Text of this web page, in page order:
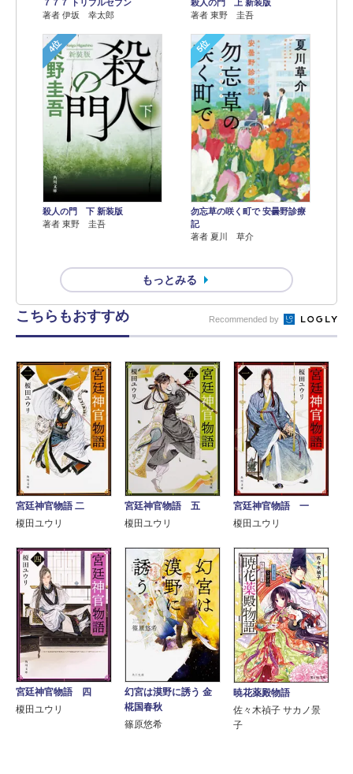
７７７ トリプルセブン
著者 伊坂 幸太郎
殺人の門 上 新装版
著者 東野 圭吾
4位
殺人の門 下 新装版
著者 東野 圭吾
5位
勿忘草の咲く町で 安曇野診療
記
著者 夏川 草介
もっとみる
こちらもおすすめ Recommended by
宮廷神官物語 二
榎田ユウリ
宮廷神官物語 五
榎田ユウリ
宮廷神官物語 一
榎田ユウリ
宮廷神官物語 四
榎田ユウリ
幻宮は漠野に誘う 金
椛国春秋
篠原悠希
暁花薬殿物語
佐々木禎子 サカノ景
子